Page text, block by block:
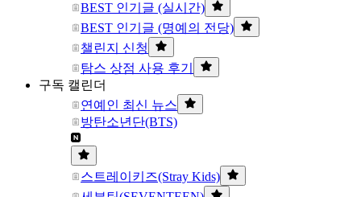
BEST 인기글 (실시간)
BEST 인기글 (명예의 전당)
챌린지 신청
탐스 상점 사용 후기
구독 캘린더
연예인 최신 뉴스
방탄소년단(BTS)
스트레이키즈(Stray Kids)